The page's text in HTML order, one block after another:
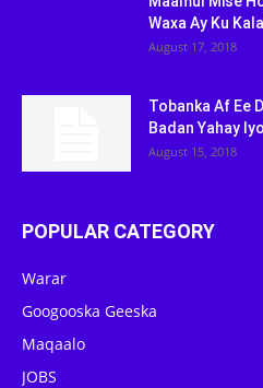
Waxa Ay Ku
August 17, 2018
Tobanka Af Ee
Badan Yahay
August 15, 2018
POPULAR CATEGORY
Warar
Googooska Geeska
Maqaalo
JOBS